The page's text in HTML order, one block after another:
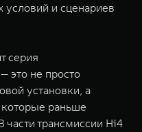
условий и сценариев
серия
это не просто
установки, а
раньше
трансмиссии Hi4